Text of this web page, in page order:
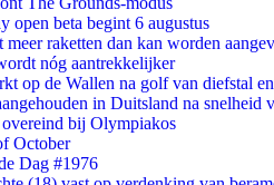
open beta begint 6 augustus
meer raketten dan kan worden
nóg aantrekkelijker
op de Wallen na golf van diefstal
in Duitsland na snelheid
bij Olympiakos
October
Dag #1976